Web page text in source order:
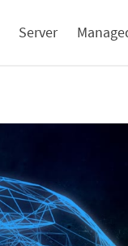
Server